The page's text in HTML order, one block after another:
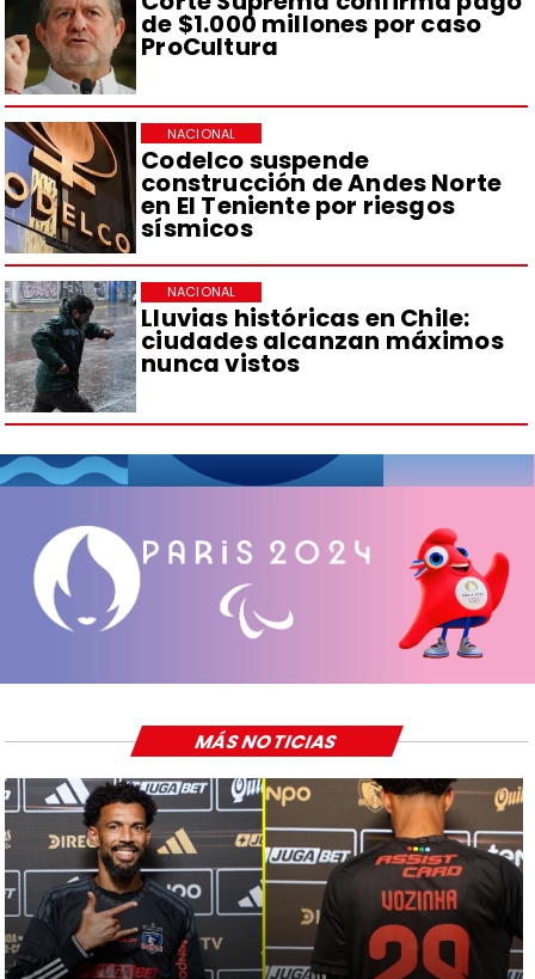
de $1.000 millones por caso
ProCultura
Codelco suspende
construcción de Andes Norte
en El Teniente por riesgos
sísmicos
NACIONAL
Lluvias históricas en Chile:
ciudades alcanzan máximos
nunca vistos
NACIONAL
MÁS NOTICIAS